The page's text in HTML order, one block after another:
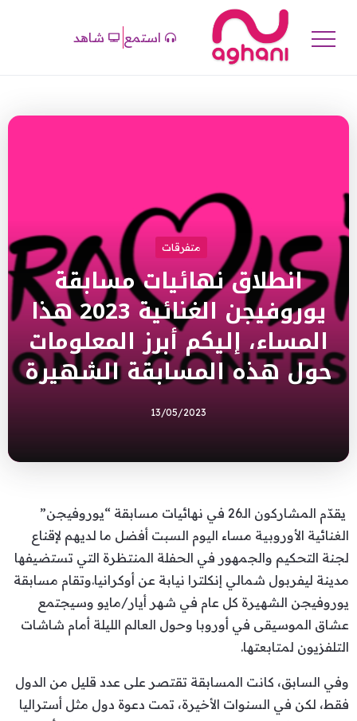
استمع شاهد
متفرقات
انطلاق نهائيات مسابقة
يوروفيجن الغنائية 2023 هذا
المساء، إليكم أبرز المعلومات
حول هذه المسابقة الشهيرة
13/05/2023
يقدّم المشاركون الـ26 في نهائيات مسابقة “يوروفيجن”
الغنائية الأوروبية مساء اليوم السبت أفضل ما لديهم لإقناع
لجنة التحكيم والجمهور في الحفلة المنتظرة التي تستضيفها
مدينة ليفربول شمالي إنكلترا نيابة عن أوكرانيا.وتقام مسابقة
يوروفيجن الشهيرة كل عام في شهر أيار/مايو وسيجتمع
عشاق الموسيقى في أوروبا وحول العالم الليلة أمام شاشات
التلفزيون لمتابعتها.
وفي السابق، كانت المسابقة تقتصر على عدد قليل من الدول
فقط، لكن في السنوات الأخيرة، تمت دعوة دول مثل أستراليا